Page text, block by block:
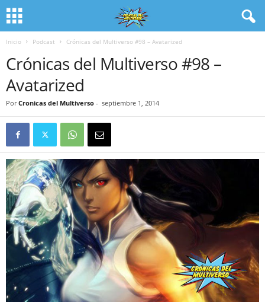
Inicio Podcast Crónicas del Multiverso #98 – Avatarized
Crónicas del Multiverso #98 –
Avatarized
Por Cronicas del Multiverso - septiembre 1, 2014